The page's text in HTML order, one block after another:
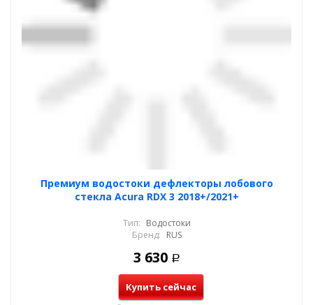
Премиум водостоки дефлекторы лобового
стекла Acura RDX 3 2018+/2021+
Тип: Водостоки
Бренд: RUS
3 630 Р
Купить сейчас